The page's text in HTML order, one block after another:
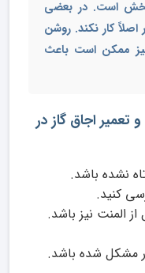
است. در بعضی
کار نکند. روشن
ممکن است باعث
اجاق گاز در
نشده باشد.
کنید.
المنت نیز باشد.
مشکل شده باشد.